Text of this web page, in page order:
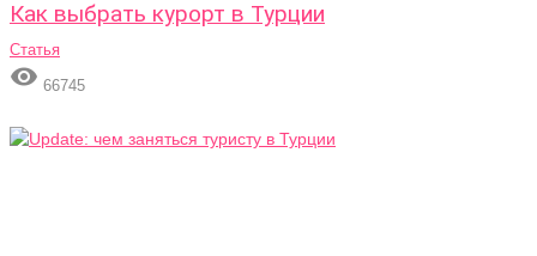
Как выбрать курорт в Турции
Статья
 66745